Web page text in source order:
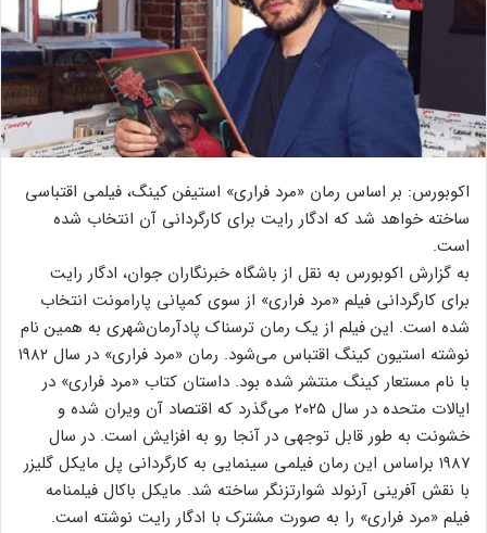
اکوبورس: بر اساس رمان «مرد فراری» استیفن کینگ، فیلمی اقتباسی
ساخته خواهد شد که ادگار رایت برای کارگردانی آن انتخاب شده
است.
به گزارش اکوبورس به نقل از باشگاه خبرنگاران جوان، ادگار رایت
برای کارگردانی فیلم «مرد فراری» از سوی کمپانی پارامونت انتخاب
شده است. این فیلم از یک رمان ترسناک پادآرمان‌شهری به همین نام
نوشته استیون کینگ اقتباس می‌شود. رمان «مرد فراری» در سال ۱۹۸۲
با نام مستعار کینگ منتشر شده بود. داستان کتاب «مرد فراری» در
ایالات متحده در سال ۲۰۲۵ می‌گذرد که اقتصاد آن ویران شده و
خشونت به طور قابل توجهی در آنجا رو به افزایش است. در سال
۱۹۸۷ براساس این رمان فیلمی سینمایی به کارگردانی پل مایکل گلیزر
با نقش آفرینی آرنولد شوارتزنگر ساخته شد. مایکل باکال فیلمنامه
فیلم «مرد فراری» را به صورت مشترک با ادگار رایت نوشته است.